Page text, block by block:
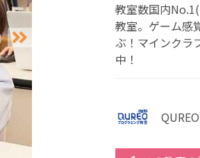
教室数国内
教室。ゲーム感
ぶ！マインクラ
中！